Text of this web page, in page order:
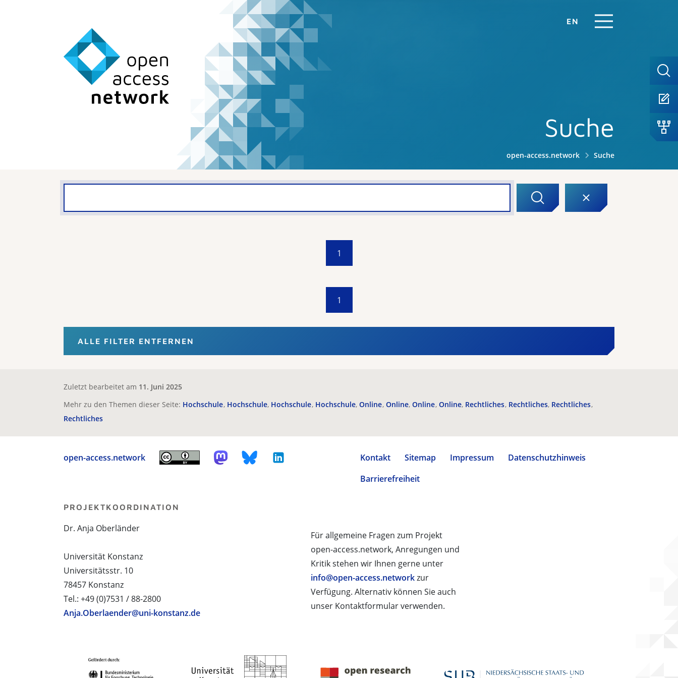
EN
Suche
open-access.network Suche
1
1
ALLE FILTER ENTFERNEN
Zuletzt bearbeitet am 11. Juni 2025
Mehr zu den Themen dieser Seite: Hochschule Hochschule Hochschule Hochschule Online Online Online Online Rechtliches Rechtliches Rechtliches
Rechtliches
open-access.network Kontakt Sitemap Impressum
Datenschutzhinweis
Barrierefreiheit
Für allgemeine Fragen zum Projekt
open-access.network, Anregungen und
Kritik stehen wir Ihnen gerne unter
info@open-access.networkzur
Verfügung. Alternativ können Sie auch
unser Kontaktformular verwenden.
PROJEKTKOORDINATION
Dr. Anja Oberländer
Universität Konstanz
Universitätsstr. 10
78457 Konstanz
Tel.: +49 (0)7531 / 88-2800
Anja.Oberlaender@uni-konstanz.de